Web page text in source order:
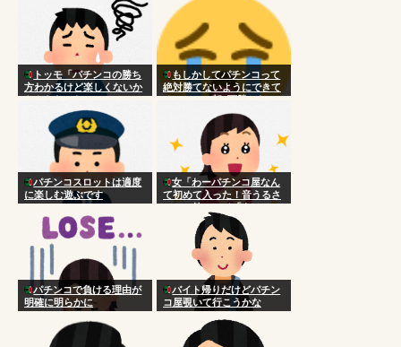
トッモ「パチンコの勝ち
方わかるけど楽しくないか
らやらないわ」
もしかしてパチンコって
絶対勝てないようにできて
るのか…？朝3万勝ちだっ
たのに気づいたら5万負け
パチンコスロットは適度
に楽しむ遊ぶです
女「わーパチンコ屋なん
て初めて入った！音うるさ
ーい！笑」ワイ「あはは
は、やろ笑」
パチンコで負ける理由が
明確に明らかに
バイト帰りだけどパチン
コ屋覗いて行こうかな